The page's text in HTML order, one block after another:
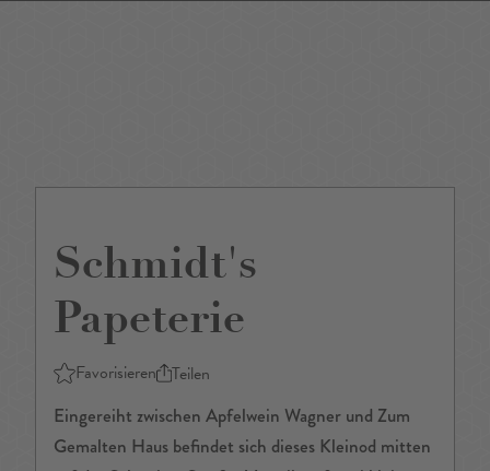
Schmidt's
Papeterie
Favorisieren Teilen
Eingereiht zwischen Apfelwein Wagner und Zum
Gemalten Haus befindet sich dieses Kleinod mitten